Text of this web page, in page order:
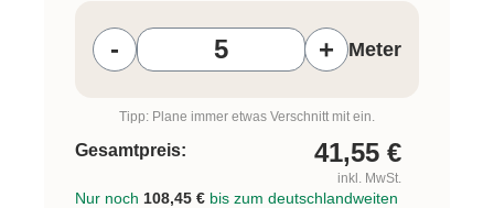
- + Meter
Tipp: Plane immer etwas Verschnitt mit ein.
Gesamtpreis: 41,55 €
inkl. MwSt.
Nur noch 108,45 € bis zum deutschlandweiten